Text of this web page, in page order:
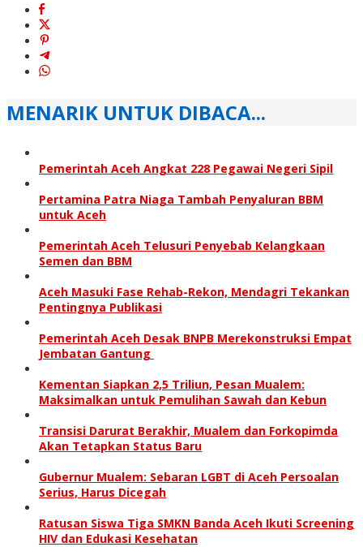
MENARIK UNTUK DIBACA...
Pemerintah Aceh Angkat 228 Pegawai Negeri Sipil
Pertamina Patra Niaga Tambah Penyaluran BBM
untuk Aceh
Pemerintah Aceh Telusuri Penyebab Kelangkaan
Semen dan BBM
Aceh Masuki Fase Rehab-Rekon, Mendagri Tekankan
Pentingnya Publikasi
Pemerintah Aceh Desak BNPB Merekonstruksi Empat
Jembatan Gantung
Kementan Siapkan 2,5 Triliun, Pesan Mualem:
Maksimalkan untuk Pemulihan Sawah dan Kebun
Transisi Darurat Berakhir, Mualem dan Forkopimda
Akan Tetapkan Status Baru
Gubernur Mualem: Sebaran LGBT di Aceh Persoalan
Serius, Harus Dicegah
Ratusan Siswa Tiga SMKN Banda Aceh Ikuti Screening
HIV dan Edukasi Kesehatan